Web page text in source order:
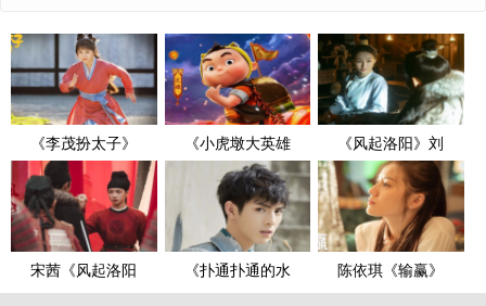
《李茂扮太子》 《小虎墩大英雄 《风起洛阳》刘
宋茜《风起洛阳 《扑通扑通的水 陈依琪《输赢》